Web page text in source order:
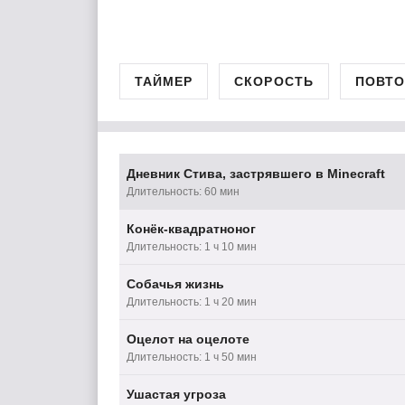
ТАЙМЕР СКОРОСТЬ
Дневник Стива, застрявшего в Minecraft
Длительность: 60 мин
Конёк-квадратноног
Длительность: 1 ч 10 мин
Собачья жизнь
Длительность: 1 ч 20 мин
Оцелот на оцелоте
Длительность: 1 ч 50 мин
Ушастая угроза